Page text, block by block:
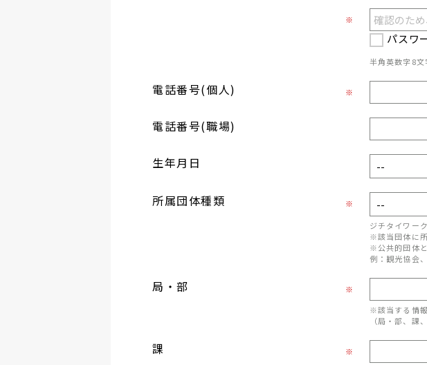
※
パスワ
半角英数字8文
電話番号(個人) ※
電話番号(職場)
生年月日
所属団体種類
※
ジチタイワー
※該当団体に
※公共的団体
例：観光協会
局・部
※
※該当する情
（局・部、課
課
※